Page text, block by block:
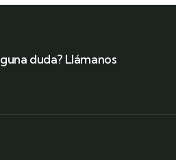
duda? Llámanos